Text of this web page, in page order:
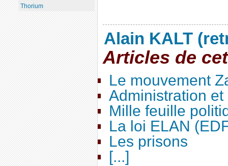
Alain KALT
Articles de
Le mouvement
Administration
Mille feuille
La loi ELAN
Les prisons
[...]
Thorium